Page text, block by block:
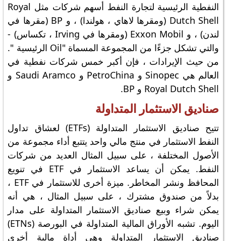
النفطية الرئيسية لتجارة النفط أسهم شركات مثل Royal
Dutch Shell (ومقرها لاهاي ، هولندا) ، و BP (مقرها في
لندن) ، و Exxon Mobil (ومقرها في Irving ، تكساس) -
والتي تشكل جزءًا من المجموعة المسماة "Oil الرئيسية ".
من حيث الإيرادات ، فإن أكبر خمس شركات نفطية في
العالم هي Sinopec و PetroChina و Saudi Aramco و
Royal Dutch Shell و BP.
صناديق الاستثمار المتداولة
تتيح صناديق الاستثمار المتداولة (ETFs) لعشاق تداول
النفط الاستثمار في منتج مالي واحد يتتبع أداء مجموعة من
الأصول المختلفة ، على سبيل المثال العديد من شركات
النفط. يمكن أن يساعد الاستثمار في ETF في تنويع
المحافظ ونشر المخاطر. ميزة أخرى للاستثمار في ETF ،
بدلاً من صندوق مشترك ، على سبيل المثال ، هي أنه
يمكن شراء وبيع صناديق الاستثمار المتداولة على مدار
اليوم. تشبه الأوراق المالية المتداولة في البورصة (ETNs)
صناديق الاستثمار المتداولة وهي أداة مالية أخرى